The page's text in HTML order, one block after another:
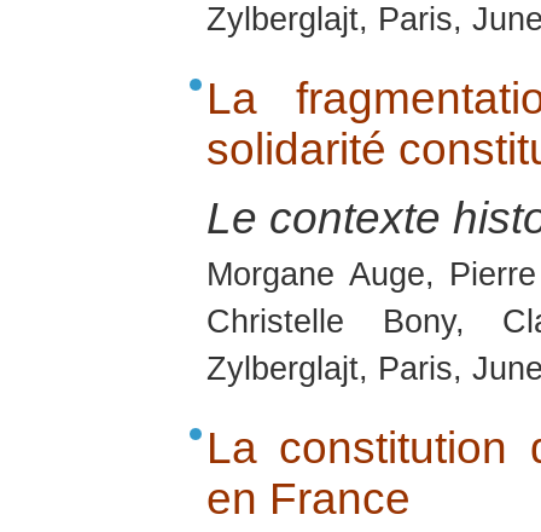
Zylberglajt, Paris,
La
solidarité
Le contexte
Morgane Auge,
Christelle Bony,
Zylberglajt, Paris,
La constitution
en France